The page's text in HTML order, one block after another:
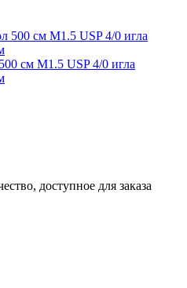
см М1.5 USP 4/0 игла
доступное для заказа